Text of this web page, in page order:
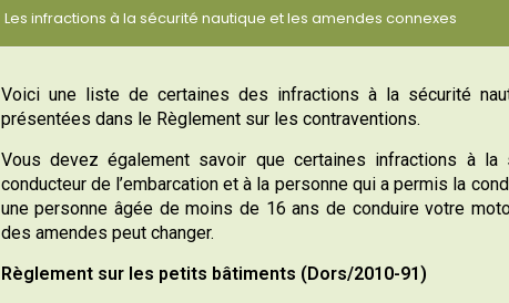
Les infractions à la sécurité nautique et les amendes connexes
Voici une liste de certaines des infractions à la sécurité
présentées dans le Règlement sur les contraventions.
Vous devez également savoir que certaines infractions à la
conducteur de l’embarcation et à la personne qui a permis la
une personne âgée de moins de 16 ans de conduire votre
des amendes peut changer.
Règlement sur les petits bâtiments (Dors/2010-91)